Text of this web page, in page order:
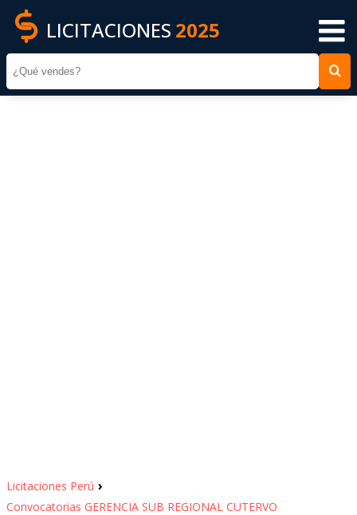
LICITACIONES 2025
Licitaciones Perú ›
Convocatorias GERENCIA SUB REGIONAL CUTERVO